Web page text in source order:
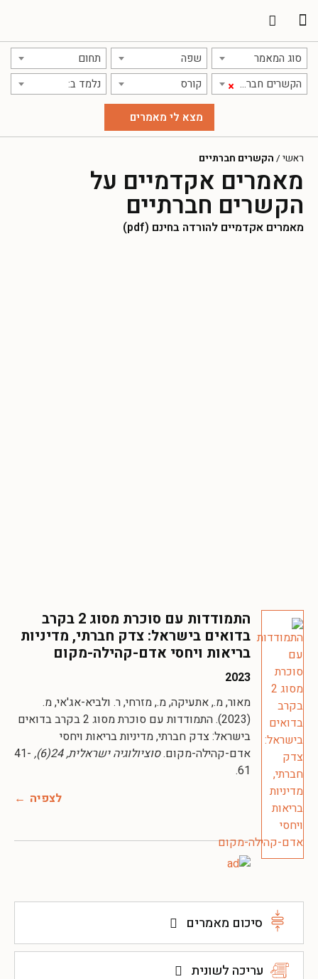
סוג המאמר שפה תחום
× הקשרים חברתיים קורס נלמד ב:
סיכום מאמרים
עריכה לשונית
ראשי / הקשרים חברתיים
מאמרים אקדמיים על
הקשרים חברתיים
מאמרים אקדמיים להורדה בחינם (pdf)
התמודדות עם סוכרת מסוג 2 בקרב
בדואים בישראל: צדק חברתי, מדיניות
בריאות ויחסי אדם-קהילה-מקום
2023
מאור, מ., אתעיקה, מ., מזרחי, ר. ולביא-אג'אי, מ.
(2023). התמודדות עם סוכרת מסוג 2 בקרב בדואים
בישראל: צדק חברתי, מדיניות בריאות ויחסי
אדם-קהילה-מקום.סוציולוגיה ישראלית, 24(6),
41-
61.
לצפיה